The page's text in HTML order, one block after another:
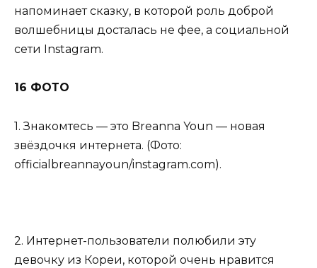
напоминает сказку, в которой роль доброй
волшебницы досталась не фее, а социальной
сети Instagram.
16 ФОТО
1. Знакомтесь — это Breanna Youn — новая
звёздочкя интернета. (Фото:
officialbreannayoun/instagram.com).
2. Интернет-пользователи полюбили эту
девочку из Кореи, которой очень нравится